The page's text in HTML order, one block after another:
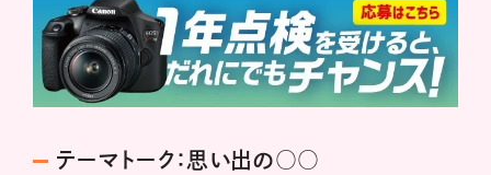
テーマトーク：思い出の○○